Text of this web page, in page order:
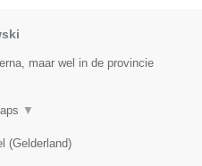
maar wel in de provincie
▼
(Gelderland)